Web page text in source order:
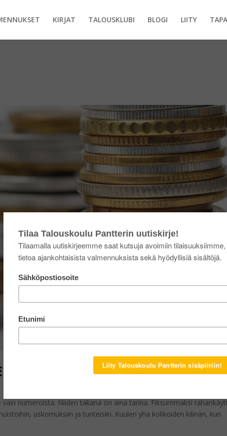
KIRJAT TALOUSKLUBI BLOGI LIITY
MUISTOSI RAHASTA?
numeroista. Niiden takana on aina tarina. Fiksummaksi
uskomuksiin ja tunteisiin. Kuulen yhä kolikoiden kilinän, kun